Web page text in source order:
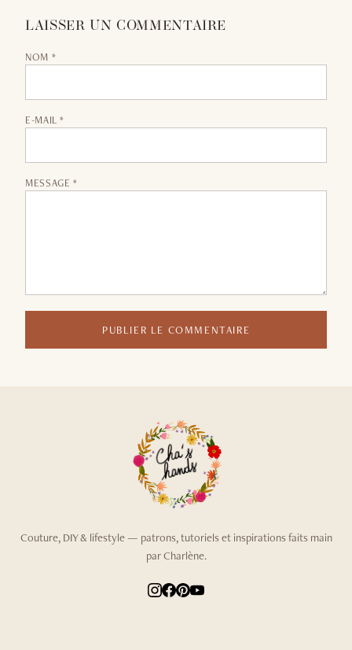
LAISSER UN COMMENTAIRE
NOM *
E-MAIL *
MESSAGE *
PUBLIER LE COMMENTAIRE
Couture, DIY & lifestyle — patrons, tutoriels et inspirations faits main
par Charlène.